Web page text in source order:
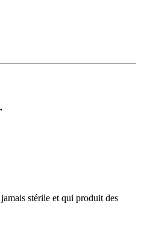
stérile et qui produit des